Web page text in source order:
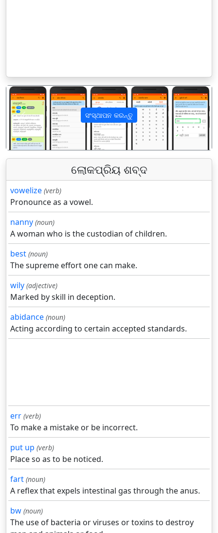
ସଂସ୍ଥାପନ କରନ୍ତୁ
पिछला अगला
ଲୋକପ୍ରିୟ ଶବ୍ଦ
vowelize (verb)
Pronounce as a vowel.
nanny (noun)
A woman who is the custodian of children.
best (noun)
The supreme effort one can make.
wily (adjective)
Marked by skill in deception.
abidance (noun)
Acting according to certain accepted standards.
err (verb)
To make a mistake or be incorrect.
put up (verb)
Place so as to be noticed.
fart (noun)
A reflex that expels intestinal gas through the anus.
bw (noun)
The use of bacteria or viruses or toxins to destroy